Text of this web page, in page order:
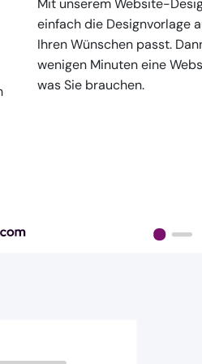
Mit unserem Website-
einfach die Designvorlage
Ihren Wünschen passt.
wenigen Minuten eine
was Sie brauchen.